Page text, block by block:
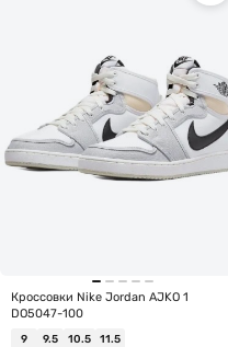
Кроссовки Nike Jordan AJKO 1
DO5047-100
9 9.5 10.5 11.5